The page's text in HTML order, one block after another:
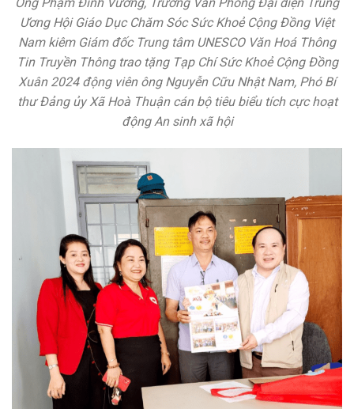
Ương Hội Giáo Dục Chăm Sóc Sức Khoẻ Cộng Đồng Việt
Nam kiêm Giám đốc Trung tâm UNESCO Văn Hoá Thông
Tin Truyền Thông trao tặng Tạp Chí Sức Khoẻ Cộng Đồng
Xuân 2024 động viên ông Nguyễn Cữu Nhật Nam, Phó Bí
thư Đảng ủy Xã Hoà Thuận cán bộ tiêu biểu tích cực hoạt
động An sinh xã hội